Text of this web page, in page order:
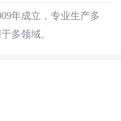
年成立，专业生产多
多领域。